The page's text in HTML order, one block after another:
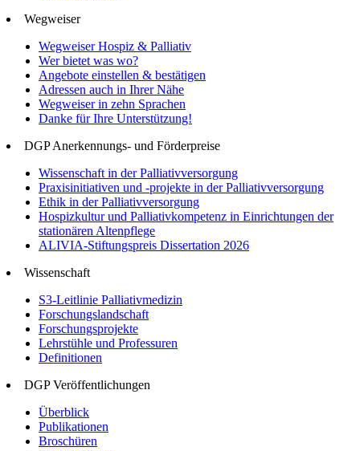
Wegweiser
Wegweiser Hospiz & Palliativ
Wer bietet was wo?
Angebote einstellen & bestätigen
Adressen auch in Ihrer Nähe
Wegweiser in zehn Sprachen
Danke für Ihre Unterstützung!
DGP Anerkennungs- und Förderpreise
Wissenschaft in der Palliativversorgung
Praxisinitiativen und -projekte in der Palliativversorgung
Ethik in der Palliativversorgung
Hospizkultur und Palliativkompetenz in Einrichtungen der
stationären Altenpflege
ALIVIA-Stiftungspreis Dissertation 2026
Wissenschaft
S3-Leitlinie Palliativmedizin
Forschungslandschaft
Forschungsprojekte
Lehrstühle und Professuren
Definitionen
DGP Veröffentlichungen
Überblick
Publikationen
Broschüren